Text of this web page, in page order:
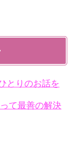
とりのお話を
て最善の解決